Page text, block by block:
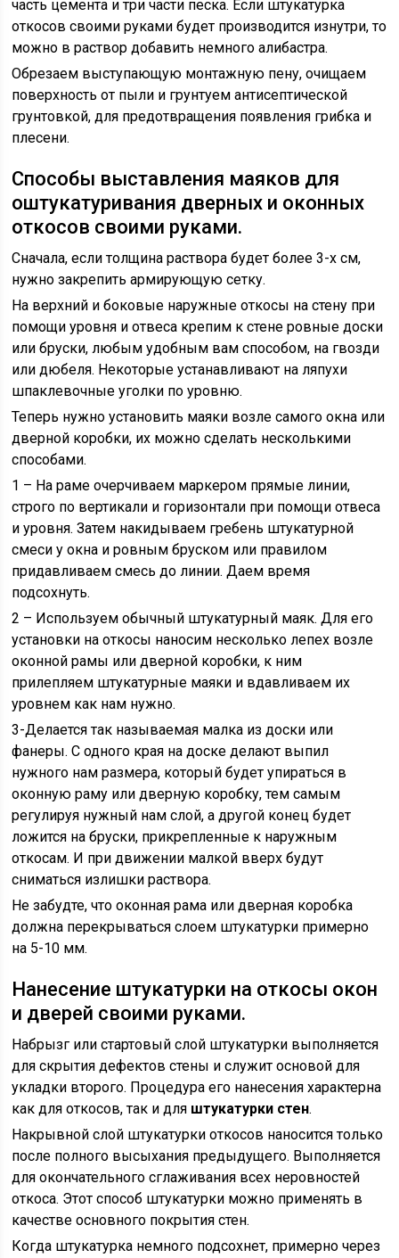
часть цемента и три части песка. Если штукатурка
откосов своими руками будет производится изнутри, то
можно в раствор добавить немного алибастра.
Обрезаем выступающую монтажную пену, очищаем
поверхность от пыли и грунтуем антисептической
грунтовкой, для предотвращения появления грибка и
плесени.
Способы выставления маяков для
оштукатуривания дверных и оконных
откосов своими руками.
Сначала, если толщина раствора будет более 3-х см,
нужно закрепить армирующую сетку.
На верхний и боковые наружные откосы на стену при
помощи уровня и отвеса крепим к стене ровные доски
или бруски, любым удобным вам способом, на гвозди
или дюбеля. Некоторые устанавливают на ляпухи
шпаклевочные уголки по уровню.
Теперь нужно установить маяки возле самого окна или
дверной коробки, их можно сделать несколькими
способами.
1 – На раме очерчиваем маркером прямые линии,
строго по вертикали и горизонтали при помощи отвеса
и уровня. Затем накидываем гребень штукатурной
смеси у окна и ровным бруском или правилом
придавливаем смесь до линии. Даем время
подсохнуть.
2 – Используем обычный штукатурный маяк. Для его
установки на откосы наносим несколько лепех возле
оконной рамы или дверной коробки, к ним
прилепляем штукатурные маяки и вдавливаем их
уровнем как нам нужно.
3-Делается так называемая малка из доски или
фанеры. С одного края на доске делают выпил
нужного нам размера, который будет упираться в
оконную раму или дверную коробку, тем самым
регулируя нужный нам слой, а другой конец будет
ложится на бруски, прикрепленные к наружным
откосам. И при движении малкой вверх будут
сниматься излишки раствора.
Не забудте, что оконная рама или дверная коробка
должна перекрываться слоем штукатурки примерно
на 5-10 мм.
Нанесение штукатурки на откосы окон
и дверей своими руками.
Набрызг или стартовый слой штукатурки выполняется
для скрытия дефектов стены и служит основой для
укладки второго. Процедура его нанесения характерна
как для откосов, так и для штукатурки стен.
Накрывной слой штукатурки откосов наносится только
после полного высыхания предыдущего. Выполняется
для окончательного сглаживания всех неровностей
откоса. Этот способ штукатурки можно применять в
качестве основного покрытия стен.
Когда штукатурка немного подсохнет, примерно через